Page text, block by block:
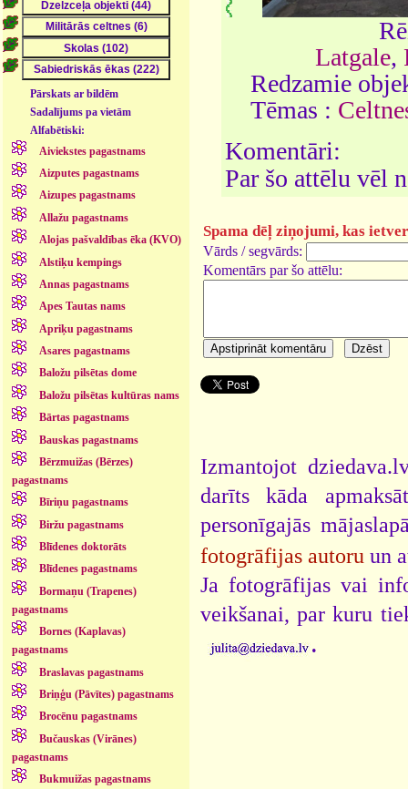
Pārskats ar bildēm
Sadalījums pa vietām
Alfabētiski:
Aiviekstes pagastnams
Aizputes pagastnams
Aizupes pagastnams
Allažu pagastnams
Alojas pašvaldības ēka (KVO)
Alstiķu kempings
Annas pagastnams
Apes Tautas nams
Apriķu pagastnams
Asares pagastnams
Baložu pilsētas dome
Baložu pilsētas kultūras nams
Bārtas pagastnams
Bauskas pagastnams
Bērzmuižas (Bērzes)
pagastnams
Bīriņu pagastnams
Biržu pagastnams
Blīdenes doktorāts
Blīdenes pagastnams
Bormaņu (Trapenes)
pagastnams
Bornes (Kaplavas)
pagastnams
Braslavas pagastnams
Briņģu (Pāvītes) pagastnams
Brocēnu pagastnams
Bučauskas (Virānes)
pagastnams
Bukmuižas pagastnams
Latgale,
Redzamie
Tēmas :
Komentāri:
Par šo attēlu vēl
Spama dēļ ziņojumi, kas
Vārds / segvārds:
Komentārs par šo attēlu:
Izmantojot
darīts kāda
personīgajās
fotogrāfijas autoru un
Ja fotogrāfijas vai
veikšanai, par kuru
.